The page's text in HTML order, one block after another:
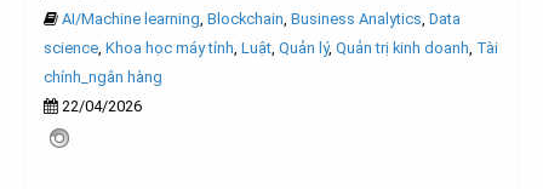
AI/Machine learning Blockchain Business Analytics Data
science Khoa học máy tính Luật Quản lý, Quản trị kinh doanh Tài
chính_ngân hàng
22/04/2026